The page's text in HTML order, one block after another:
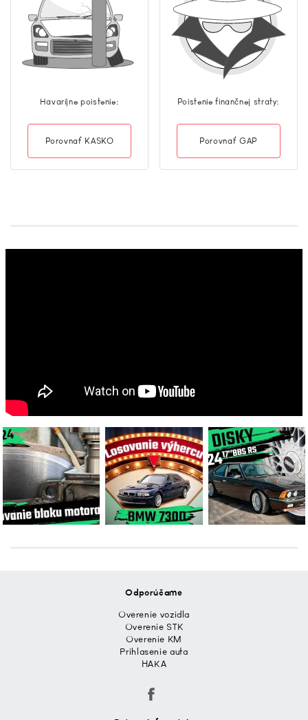
Havaríjne poistenie:
Porovnať KASKO
Poistenie finančnej straty:
Porovnať GAP
Odporúčame
Overenie vozidla
Overenie STK
Overenie KM
Prihlasenie auta
HAKA